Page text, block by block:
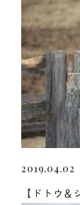
2019.04.02
【ドトウ